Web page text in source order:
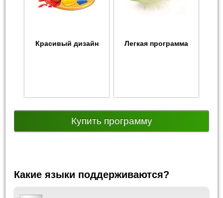
Красивый дизайн Легкая программа
Купить программу
Какие языки поддерживаются?